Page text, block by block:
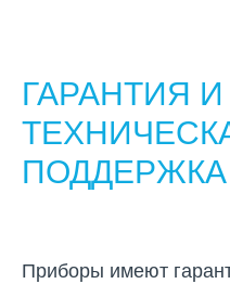
ГАРАНТИЯ И
ПОДДЕРЖКА
Приборы имеют